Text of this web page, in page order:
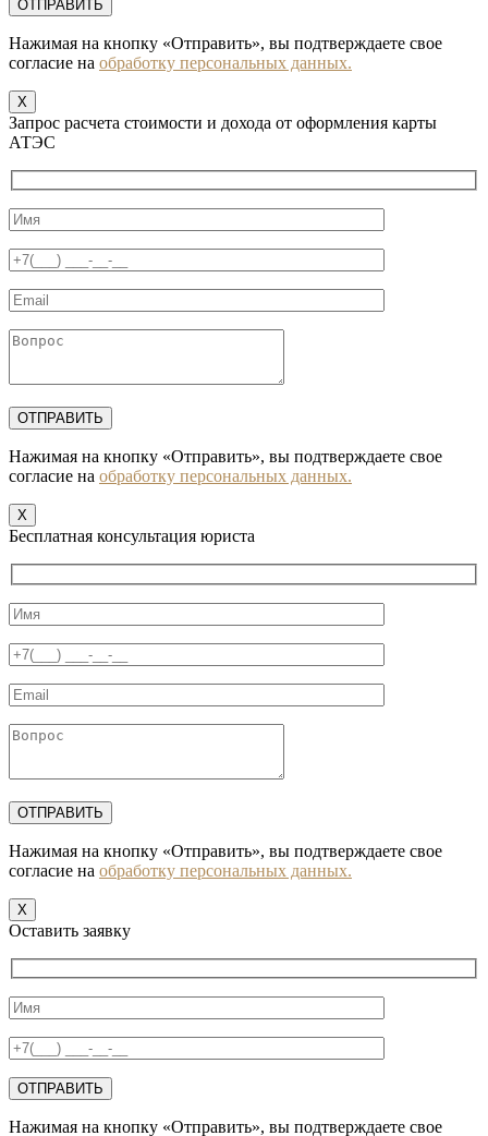
Нажимая на кнопку «Отправить», вы подтверждаете свое
согласие на обработку персональных данных.
X
Запрос расчета стоимости и дохода от оформления карты
АТЭС
Нажимая на кнопку «Отправить», вы подтверждаете свое
согласие на обработку персональных данных.
X
Бесплатная консультация юриста
Нажимая на кнопку «Отправить», вы подтверждаете свое
согласие на обработку персональных данных.
X
Оставить заявку
Нажимая на кнопку «Отправить», вы подтверждаете свое